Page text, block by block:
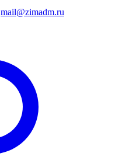
mail@zimadm.ru